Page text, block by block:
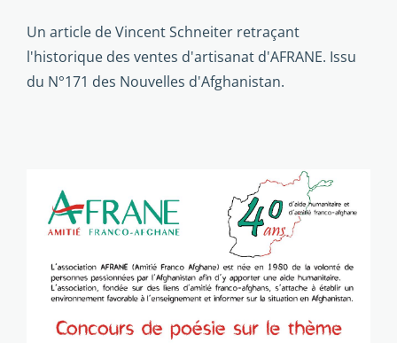
Un article de Vincent Schneiter retraçant
l'historique des ventes d'artisanat d'AFRANE. Issu
du N°171 des Nouvelles d'Afghanistan.